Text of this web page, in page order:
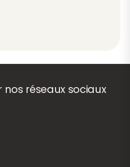
nos réseaux sociaux